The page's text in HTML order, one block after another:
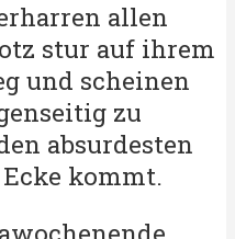
allen
stur auf ihrem
und scheinen
zu
absurdesten
kommt.